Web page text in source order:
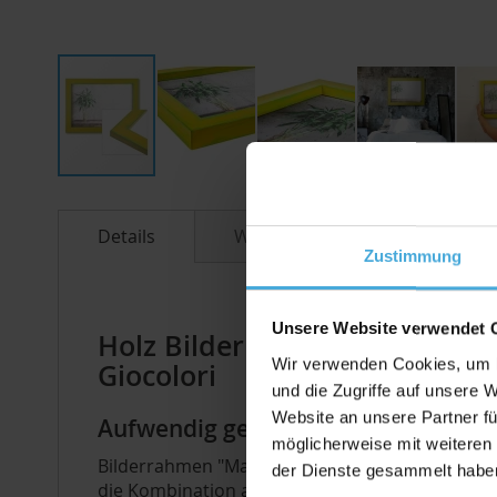
Zustimmung
Unsere Website verwendet
Wir verwenden Cookies,
und die Zugriffe auf unsere
Website an unsere Partner
möglicherweise mit
der Dienste gesammelt
Details
Holz Bilderrahmen Mathilda
Giocolori
Aufwendig gearbeiteter
Bilderrahmen "Mathilda" trifft den Nerv der
die Kombination aus zwei unterschiedlichen
Weitere Informationen